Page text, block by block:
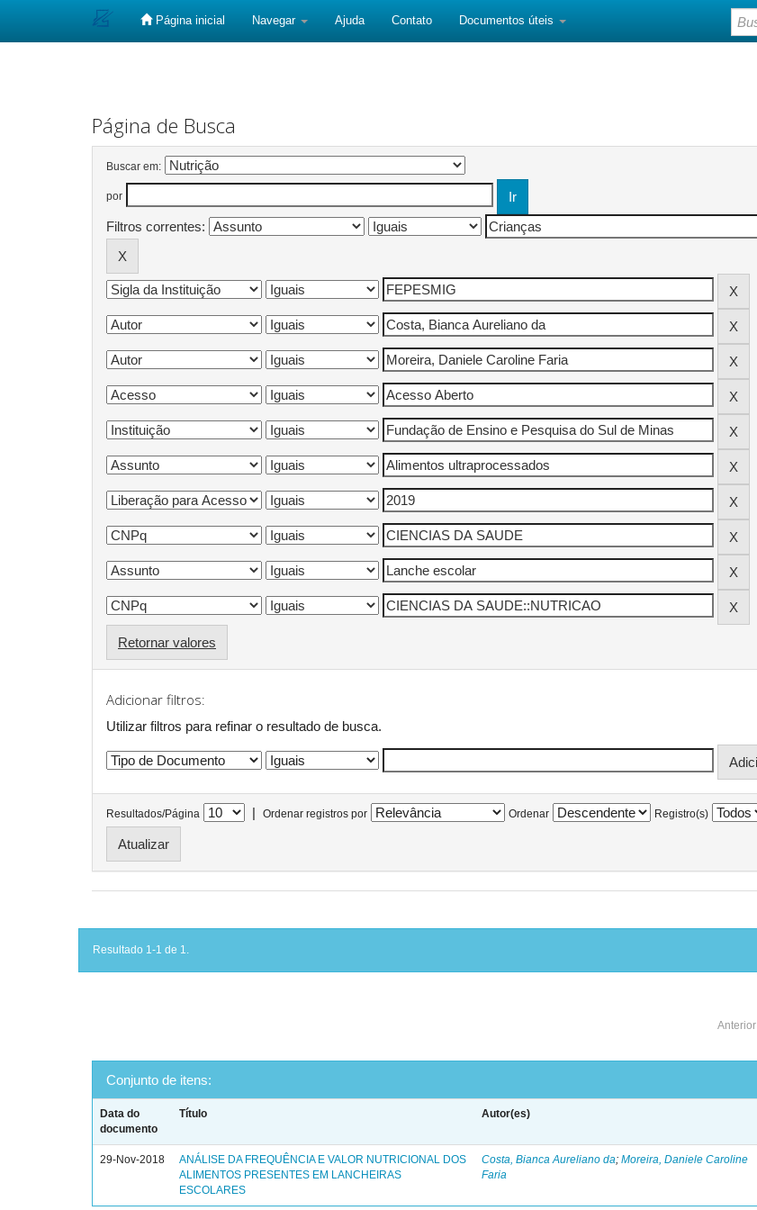
Página inicial Navegar Ajuda Contato Documentos úteis
Página de Busca
Buscar em:
por
Filtros correntes:
Retornar valores
Adicionar filtros:
Utilizar filtros para refinar o resultado de busca.
Resultados/Página | Ordenar registros por Ordenar Registro(s)
Resultado 1-1 de 1.
Anterior
Conjunto de itens:
Data do
documento
Título Autor(es)
29-Nov-2018
ANÁLISE DA FREQUÊNCIA E VALOR NUTRICIONAL DOS
ALIMENTOS PRESENTES EM LANCHEIRAS
ESCOLARES
Costa, Bianca Aureliano da;Moreira, Daniele Caroline
Faria